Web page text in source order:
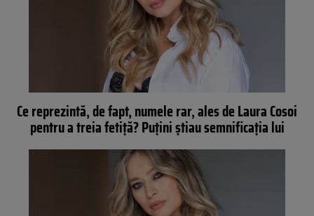
Ce reprezintă, de fapt, numele rar, ales de Laura Cosoi
pentru a treia fetiţă? Puţini ştiau semnificaţia lui